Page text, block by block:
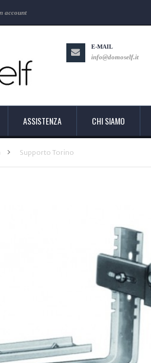
account
E-MAIL
info@domoself.it
ASSISTENZA CHI SIAMO
> Supporto Torino